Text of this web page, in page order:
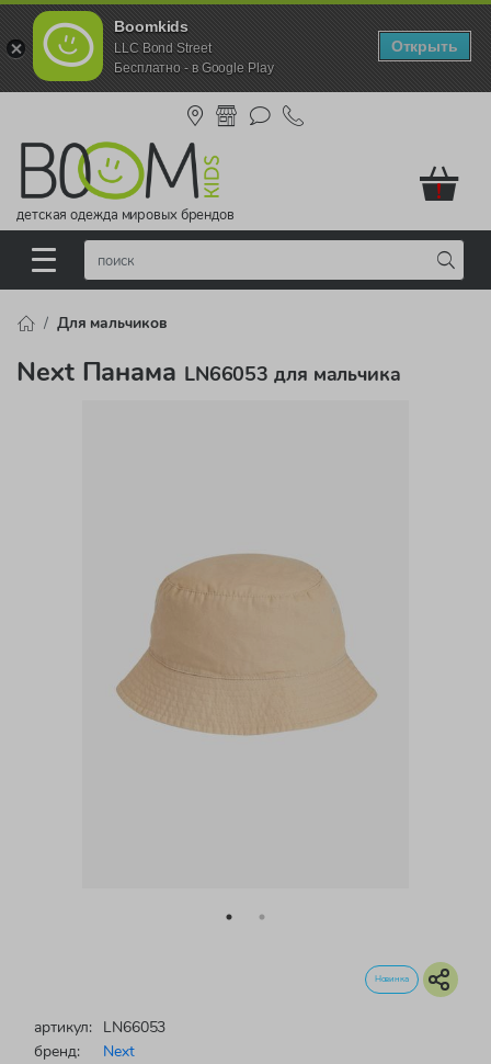
Boomkids
LLC Bond Street
Бесплатно - в Google Play
Открыть
детская одежда мировых брендов
!
Для мальчиков
Next Панама LN66053 для мальчика
Новинка
артикул: LN66053
бренд:
Next